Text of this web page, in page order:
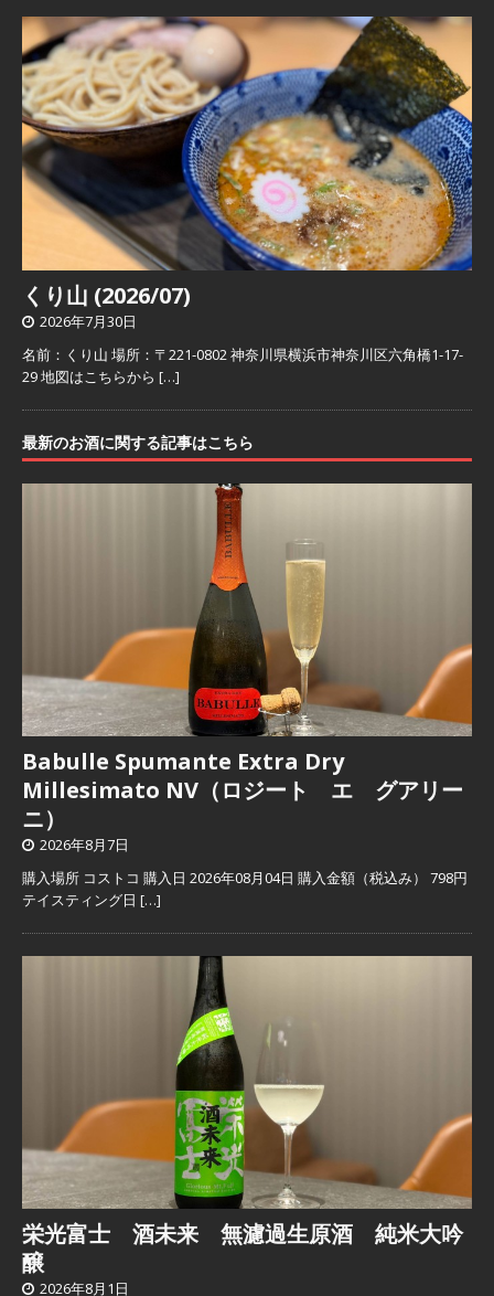
くり山 (2026/07)
2026年7月30日
名前：くり山 場所：〒221-0802 神奈川県横浜市神奈川区六角橋1-17-
29 地図はこちらから […]
最新のお酒に関する記事はこちら
Babulle Spumante Extra Dry
Millesimato NV（ロジート エ グアリー
ニ）
2026年8月7日
購入場所 コストコ 購入日 2026年08月04日 購入金額（税込み） 798円
テイスティング日 […]
栄光富士 酒未来 無濾過生原酒 純米大吟
醸
2026年8月1日